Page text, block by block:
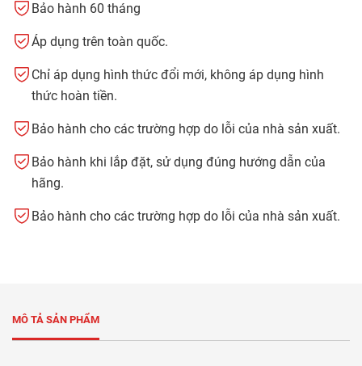
Bảo hành 60 tháng
Áp dụng trên toàn quốc.
Chỉ áp dụng hình thức đổi mới, không áp dụng hình
thức hoàn tiền.
Bảo hành cho các trường hợp do lỗi của nhà sản xuất.
Bảo hành khi lắp đặt, sử dụng đúng hướng dẫn của
hãng.
Bảo hành cho các trường hợp do lỗi của nhà sản xuất.
MÔ TẢ SẢN PHẨM